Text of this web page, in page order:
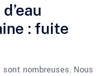
: fuite
nombreuses. Nous